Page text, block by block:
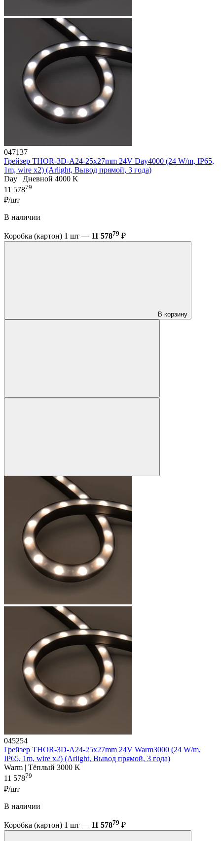
047137
Грейзер THOR-3D-A24-25x27mm 24V Day4000 (24 W/m, IP65,
1m, wire x2) (Arlight, Вывод прямой, 3 года)
Day | Дневной 4000 K
11 57879
₽/шт
В наличии
Коробка (картон) 1 шт — 11 57879 ₽
В корзину
045254
Грейзер THOR-3D-A24-25x27mm 24V Warm3000 (24 W/m,
IP65, 1m, wire x2) (Arlight, Вывод прямой, 3 года)
Warm | Тёплый 3000 K
11 57879
₽/шт
В наличии
Коробка (картон) 1 шт — 11 57879 ₽